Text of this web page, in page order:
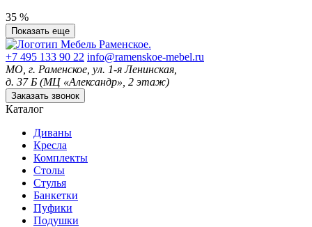
35 %
Показать еще
+7 495 133 90 22 info@ramenskoe-mebel.ru
МО, г. Раменское, ул. 1-я Ленинская,
д. 37 Б (МЦ «Александр», 2 этаж)
Заказать звонок
Каталог
Диваны
Кресла
Комплекты
Столы
Стулья
Банкетки
Пуфики
Подушки